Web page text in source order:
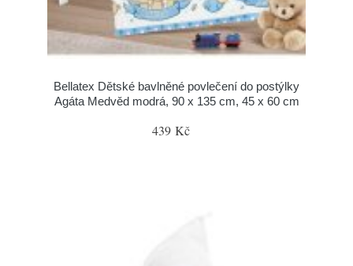
Bellatex Dětské bavlněné povlečení do postýlky
Agáta Medvěd modrá, 90 x 135 cm, 45 x 60 cm
439 Kč